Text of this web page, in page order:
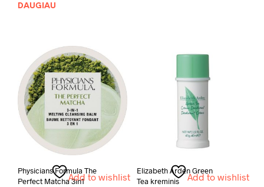
DAUGIAU
Add to wishlist
Physicians Formula The
Perfect Matcha 3in1
Add to wishlist
Elizabeth Arden Green
Tea kreminis